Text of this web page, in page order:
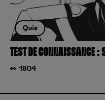
Quiz
TEST DE CONNAISSANCE :
1804